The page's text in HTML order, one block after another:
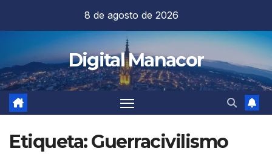
contenido
8 de agosto de 2026
Digital Manacor
Etiqueta:Guerracivilismo